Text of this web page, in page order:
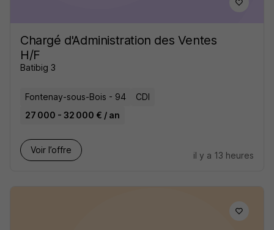
Chargé d'Administration des Ventes
H/F
Batibig 3
Fontenay-sous-Bois - 94
CDI
27 000 - 32 000 € / an
Voir l’offre
il y a 13 heures